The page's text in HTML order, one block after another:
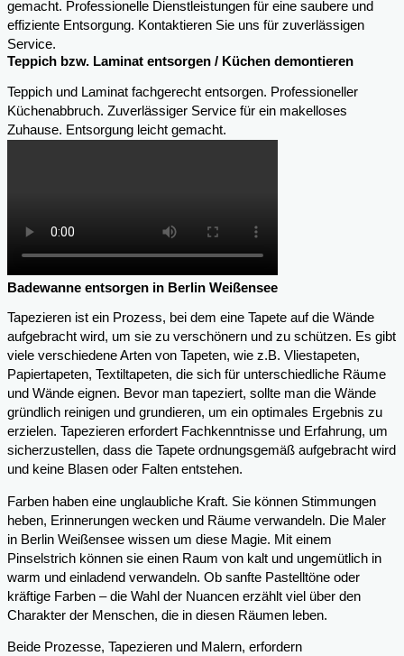
gemacht. Professionelle Dienstleistungen für eine saubere und
effiziente Entsorgung. Kontaktieren Sie uns für zuverlässigen
Service.
Teppich bzw. Laminat entsorgen / Küchen demontieren
Teppich und Laminat fachgerecht entsorgen. Professioneller
Küchenabbruch. Zuverlässiger Service für ein makelloses
Zuhause. Entsorgung leicht gemacht.
Badewanne entsorgen in Berlin Weißensee
Tapezieren ist ein Prozess, bei dem eine Tapete auf die Wände
aufgebracht wird, um sie zu verschönern und zu schützen. Es gibt
viele verschiedene Arten von Tapeten, wie z.B. Vliestapeten,
Papiertapeten, Textiltapeten, die sich für unterschiedliche Räume
und Wände eignen. Bevor man tapeziert, sollte man die Wände
gründlich reinigen und grundieren, um ein optimales Ergebnis zu
erzielen. Tapezieren erfordert Fachkenntnisse und Erfahrung, um
sicherzustellen, dass die Tapete ordnungsgemäß aufgebracht wird
und keine Blasen oder Falten entstehen.
Farben haben eine unglaubliche Kraft. Sie können Stimmungen
heben, Erinnerungen wecken und Räume verwandeln. Die Maler
in Berlin Weißensee wissen um diese Magie. Mit einem
Pinselstrich können sie einen Raum von kalt und ungemütlich in
warm und einladend verwandeln. Ob sanfte Pastelltöne oder
kräftige Farben – die Wahl der Nuancen erzählt viel über den
Charakter der Menschen, die in diesen Räumen leben.
Beide Prozesse, Tapezieren und Malern, erfordern